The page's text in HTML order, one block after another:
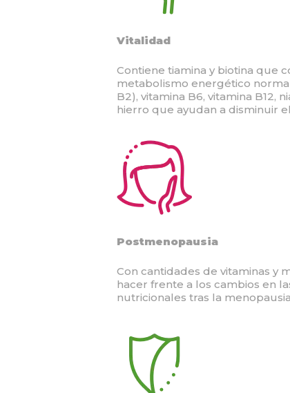
Vitalidad
Contiene tiamina y biotina que
metabolismo energético
B2), vitamina B6, vitamina B12,
hierro que ayudan a disminuir
Postmenopausia
Con cantidades de vitaminas y
hacer frente a los cambios en
nutricionales tras la